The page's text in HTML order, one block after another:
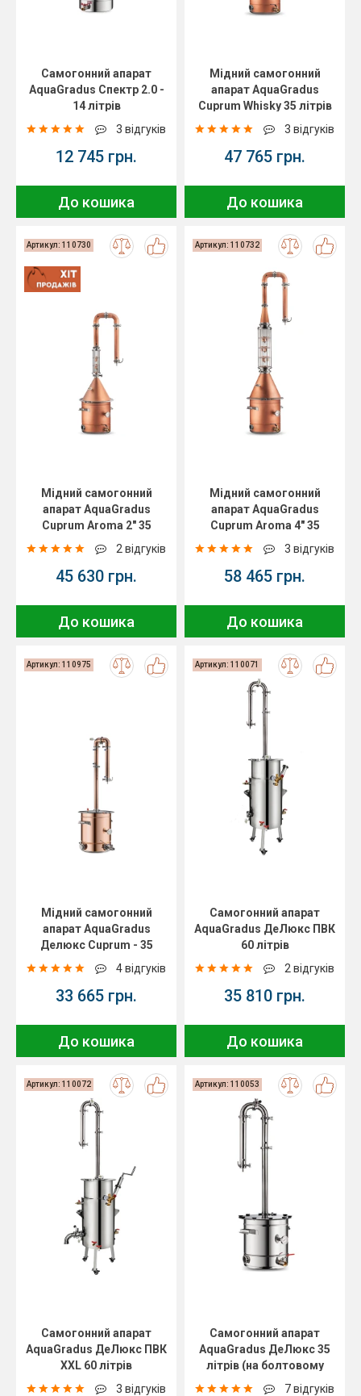
Самогонний апарат
AquaGradus Спектр 2.0 -
14 літрів
3 відгуків
12 745 грн.
До кошика
Мідний самогонний
апарат AquaGradus
Cuprum Whisky 35 літрів
3 відгуків
47 765 грн.
До кошика
Артикул: 110730
Мідний самогонний
апарат AquaGradus
Cuprum Aroma 2" 35
літрів
2 відгуків
45 630 грн.
До кошика
Артикул: 110732
Мідний самогонний
апарат AquaGradus
Cuprum Aroma 4" 35
літрів
3 відгуків
58 465 грн.
До кошика
Артикул: 110975
Мідний самогонний
апарат AquaGradus
Делюкс Cuprum - 35
літрів
4 відгуків
33 665 грн.
До кошика
Артикул: 110071
Самогонний апарат
AquaGradus ДеЛюкс ПВК
60 літрів
2 відгуків
35 810 грн.
До кошика
Артикул: 110072
Самогонний апарат
AquaGradus ДеЛюкс ПВК
XXL 60 літрів
3 відгуків
Артикул: 110053
Самогонний апарат
AquaGradus ДеЛюкс 35
літрів (на болтовому
з'єднанні)
7 відгуків